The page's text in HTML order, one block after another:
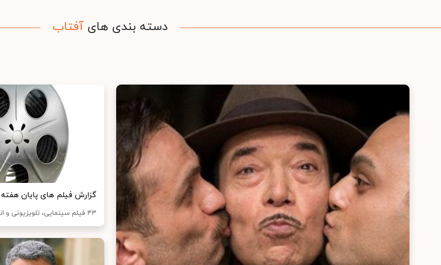
دسته بندی های آفتاب
گزارش فیلم های پایان
۴۳ فیلم سینمایی، تلویزیونی و انیمیشن برای پخش در روزهای پایانی هفته از شبکه های...